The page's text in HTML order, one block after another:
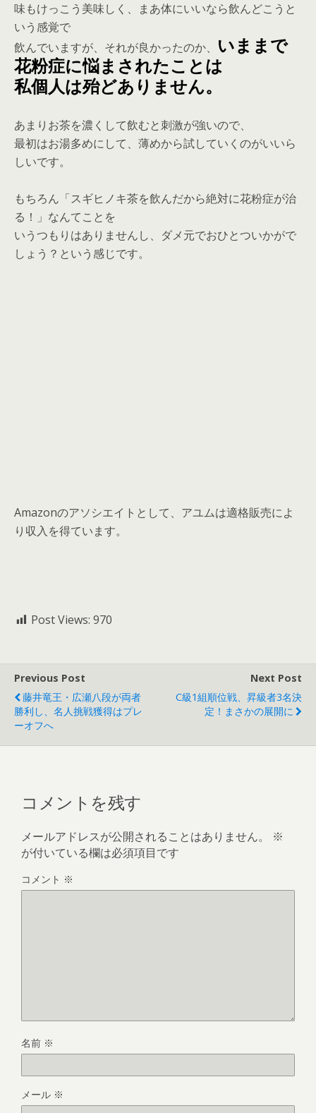
味もけっこう美味しく、まあ体にいいなら飲んどこうと
いう感覚で
飲んでいますが、それが良かったのか、 いままで
花粉症に悩まされたことは
私個人は殆どありません。
あまりお茶を濃くして飲むと刺激が強いので、
最初はお湯多めにして、薄めから試していくのがいいら
しいです。
もちろん「スギヒノキ茶を飲んだから絶対に花粉症が治
る！」なんてことを
いうつもりはありませんし、ダメ元でおひとついかがで
しょう？という感じです。
Amazonのアソシエイトとして、アユムは適格販売によ
り収入を得ています。
Post Views: 970
Previous Post
藤井竜王・広瀬八段が両者
勝利し、名人挑戦獲得はプレ
ーオフへ
Next Post
C級1組順位戦、昇級者3名決
定！まさかの展開に
コメントを残す
メールアドレスが公開されることはありません。
※
が付いている欄は必須項目です
コメント ※
名前 ※
メール ※